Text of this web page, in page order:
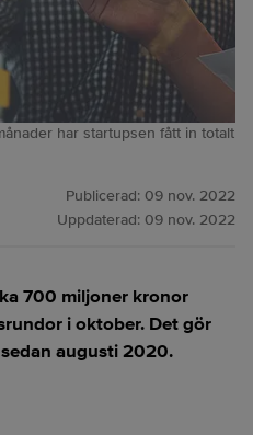
har startupsen fått in totalt
Publicerad: 09 nov. 2022
Uppdaterad: 09 nov. 2022
700 miljoner kronor
i oktober. Det gör
augusti 2020.